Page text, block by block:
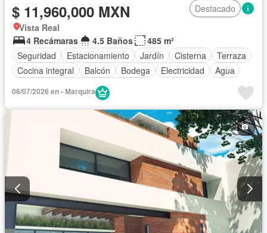
$ 11,960,000 MXN
Destacado
Vista Real
4 Recámaras
4.5 Baños
485 m²
Seguridad
Estacionamiento Jardín Cisterna
Terraza
Cocina integral
Balcón Bodega Electricidad
Agua
Caseta de vigilancia
06/07/2026 en - Marquira